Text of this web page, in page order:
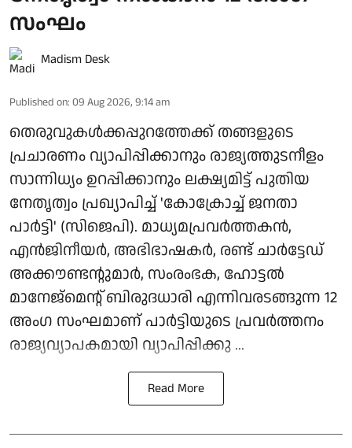
സംഘം
Madism Desk
Published on: 09 Aug 2026, 9:14 am
തെരുവുകള്‍ക്കപ്പുറത്തേക്ക് തങ്ങളുടെ
പ്രചാരണം വ്യാപിപ്പിക്കാനും രാജ്യത്തുടനീളം
സാന്നിധ്യം ഉറപ്പിക്കാനും ലക്ഷ്യമിട്ട് പുതിയ
നേതൃത്വം പ്രഖ്യാപിച്ച് 'കോക്രോച്ച് ജനതാ
പാര്‍ട്ടി' (സിജെപി). മാധ്യമപ്രവര്‍ത്തകന്‍,
എന്‍ജിനീയര്‍, അഭിഭാഷകര്‍, രണ്ട് ചാര്‍ട്ടേഡ്
അക്കൗണ്ടന്റുമാര്‍, സംരംഭക, ഹോട്ടല്‍
മാനേജ്മെന്റ് ബിരുദധാരി എന്നിവരടങ്ങുന്ന 12
അംഗ സംഘമാണ് പാര്‍ട്ടിയുടെ പ്രവര്‍ത്തനം
രാജ്യവ്യാപകമായി വ്യാപിപ്പിക്കു ...
Read More